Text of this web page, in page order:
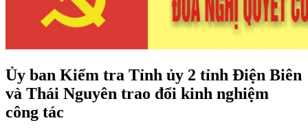
Ủy ban Kiểm tra Tỉnh ủy 2 tỉnh Điện Biên
và Thái Nguyên trao đổi kinh nghiệm
công tác